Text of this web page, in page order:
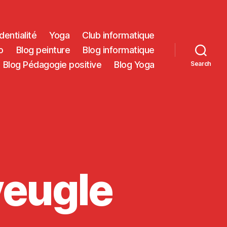
Yoga
Club informatique
Blog peinture
Blog informatique
Blog Pédagogie positive
Blog Yoga Search